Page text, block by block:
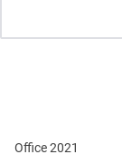
Office 2021